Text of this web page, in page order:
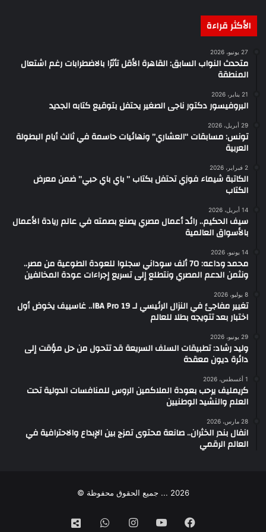
الأكثر قراءة
27 يونيو، 2026
متحدث النواب السابق: القاهرة الأقل تأثرًا بالاضطرابات رغم اشتعال
المنطقة
21 يناير، 2026
البروفيسور دكتور ناجى الصغير يحتفل بتوقيع كتابه الجديد
29 أبريل، 2026
تونس: مسابقات “العشاري” ونهائيات حاسمة في ثالث أيام البطولة
العربية
2 فبراير، 2026
الكاتبة شيماء فوزي تحتفل بكتاب ” باي باي حبي” ضمن معرض
الكتاب
14 أبريل، 2026
سيف الحكيم.. رائد أعمال مصري يصنع بصمته في عالم ريادة الأعمال
بالأسواق العالمية
14 يونيو، 2026
محمد وداعه: 70 ألف سوداني سجلوا للعودة الطوعية من مصر..
ونثمن الدعم المصري ونتطلع إلى تسريع إجراءات عودة المخالفين
8 يوليو، 2026
تغيير مفاجئ في النزال الرئيسي لـ IBA Pro 19.. غاسييف يخوض أول
اختبار بعد تتويجه بطلا للعالم
29 يونيو، 2026
وليد رشاد: تطبيقات السلف السريعة قد تتحول من حل مؤقت إلى
دائرة ديون معقدة
1 أغسطس، 2026
كريمليف يرحب بعودة الملاكمين الروس للمنافسات الدولية تحت
العلم والنشيد الوطنيين
28 مارس، 2026
انفال بندر الخثران.. صانعة محتوى تمزج بين الإبداع والاحترافية في
العالم الرقمي
2026 ... جميع الحقوق محفوظة ©
فيسبوك‫YouTubeانستقرامواتسابتيك